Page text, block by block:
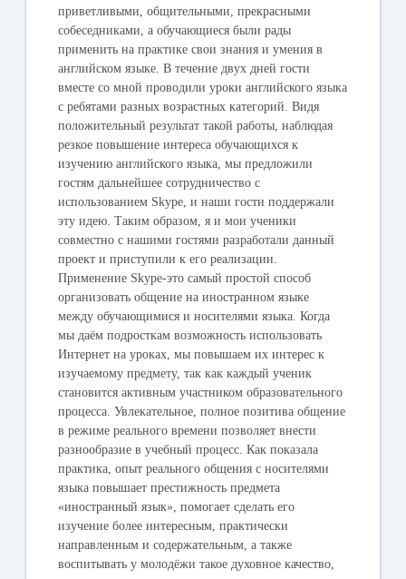
приветливыми, общительными, прекрасными
собеседниками, а обучающиеся были рады
применить на практике свои знания и умения в
английском языке. В течение двух дней гости
вместе со мной проводили уроки английского языка
с ребятами разных возрастных категорий. Видя
положительный результат такой работы, наблюдая
резкое повышение интереса обучающихся к
изучению английского языка, мы предложили
гостям дальнейшее сотрудничество с
использованием Skype, и наши гости поддержали
эту идею. Таким образом, я и мои ученики
совместно с нашими гостями разработали данный
проект и приступили к его реализации.
Применение Skype-это самый простой способ
организовать общение на иностранном языке
между обучающимися и носителями языка. Когда
мы даём подросткам возможность использовать
Интернет на уроках, мы повышаем их интерес к
изучаемому предмету, так как каждый ученик
становится активным участником образовательного
процесса. Увлекательное, полное позитива общение
в режиме реального времени позволяет внести
разнообразие в учебный процесс. Как показала
практика, опыт реального общения с носителями
языка повышает престижность предмета
«иностранный язык», помогает сделать его
изучение более интересным, практически
направленным и содержательным, а также
воспитывать у молодёжи такое духовное качество,